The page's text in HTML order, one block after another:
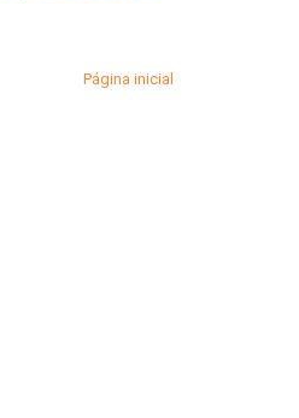
Página inicial